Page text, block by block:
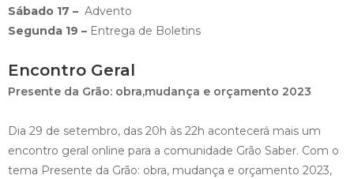
Sábado 17 – Advento
Segunda 19 – Entrega de Boletins
Encontro Geral
Presente da Grão: obra,mudança e orçamento 2023
Dia 29 de setembro, das 20h às 22h acontecerá mais um
encontro geral online para a comunidade Grão Saber. Com o
tema Presente da Grão: obra, mudança e orçamento 2023,